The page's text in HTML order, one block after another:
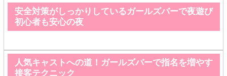
安全対策がしっかりしているガールズバーで夜遊び
初心者も安心の夜
人気キャストへの道！ガールズバーで指名を増やす
接客テクニック